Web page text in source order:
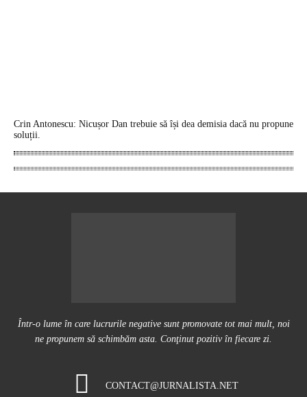
Crin Antonescu: Nicușor Dan trebuie să își dea demisia dacă nu propune
soluții.
Într-o lume în care lucrurile negative sunt promovate tot mai mult, noi
ne propunem să schimbăm asta. Conţinut pozitiv în fiecare zi.
CONTACT@JURNALISTA.NET